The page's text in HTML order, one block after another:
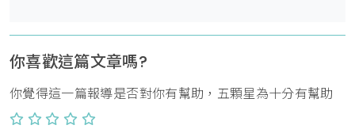
你喜歡這篇文章嗎?
你覺得這一篇報導是否對你有幫助，五顆星為十分有幫助